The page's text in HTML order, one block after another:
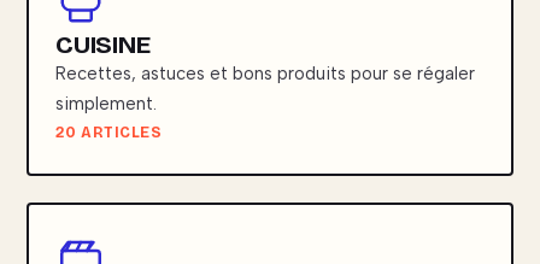
CUISINE
Recettes, astuces et bons produits pour se régaler
simplement.
20 ARTICLES